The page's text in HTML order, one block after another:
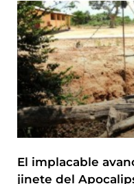
El implacable
jinete del